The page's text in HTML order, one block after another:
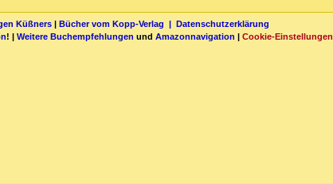
Küßners| Bücher vom Kopp-Verlag | Datenschutzerklärung
! | Weitere Buchempfehlungen und Amazonnavigation | Cookie-Einstellungen